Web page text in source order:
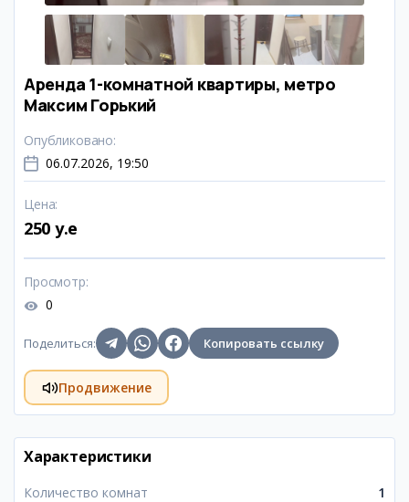
Аренда 1-комнатной квартиры, метро
Максим Горький
Опубликовано:
06.07.2026, 19:50
Цена:
250 y.e
Просмотр:
0
Поделиться: Копировать ссылку
Продвижение
Характеристики
Количество комнат 1